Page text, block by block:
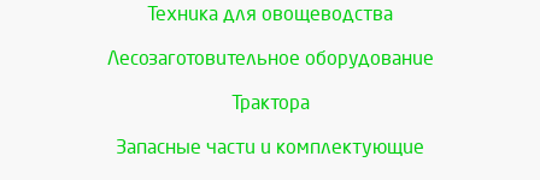
Техника для овощеводства
Лесозаготовительное оборудование
Трактора
Запасные части и комплектующие